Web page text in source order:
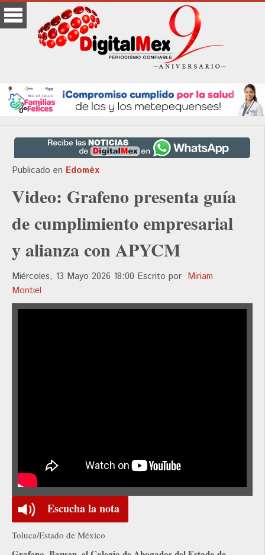
Publicado en Edoméx
Video: Grafeno presenta guía
de cumplimiento empresarial
y alianza con APYCM
Miércoles, 13 Mayo 2026 18:00 Escrito por Miriam
Montiel
Escucha la nota
Toluca/Estado de México